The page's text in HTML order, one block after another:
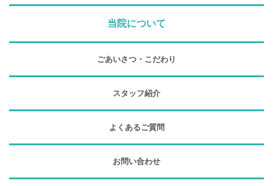
当院について
ごあいさつ・こだわり
スタッフ紹介
よくあるご質問
お問い合わせ